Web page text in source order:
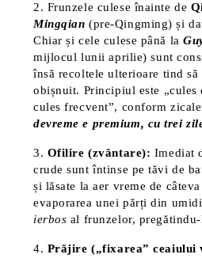
Frunzele culese înainte de
Mingqian (pre-Qingming) și
Chiar și cele culese până la
mijlocul lunii aprilie) sunt
însă recoltele ulterioare tind să
obișnuit​. Principiul este
cules frecvent”, conform
devreme e premium, cu trei
Ofilire (zvântare): Imediat
crude sunt întinse pe tăvi de
și lăsate la aer vreme de
evaporarea unei părți din
ierbos al frunzelor,
Prăjire („fixarea” ceaiului